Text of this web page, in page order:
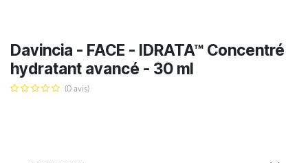
Davincia - FACE - IDRATA™ Concentré
hydratant avancé - 30 ml
(0 avis)